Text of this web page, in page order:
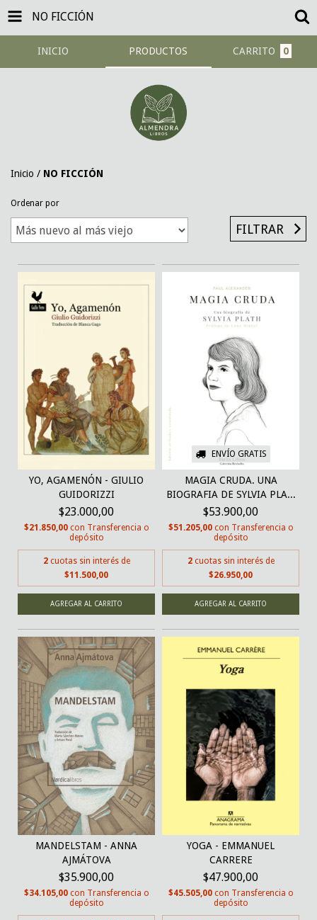
NO FICCIÓN
INICIO PRODUCTOS CARRITO 0
Inicio / NO FICCIÓN
Ordenar por
FILTRAR
YO, AGAMENÓN - GIULIO
GUIDORIZZI
$23.000,00
$21.850,00 con Transferencia o
depósito
2 cuotas sin interés de
$11.500,00
ENVÍO GRATIS
MAGIA CRUDA. UNA
BIOGRAFIA DE SYLVIA PLA...
$53.900,00
$51.205,00 con Transferencia o
depósito
2 cuotas sin interés de
$26.950,00
MANDELSTAM - ANNA
AJMÁTOVA
$35.900,00
$34.105,00 con Transferencia o
depósito
YOGA - EMMANUEL
CARRERE
$47.900,00
$45.505,00 con Transferencia o
depósito